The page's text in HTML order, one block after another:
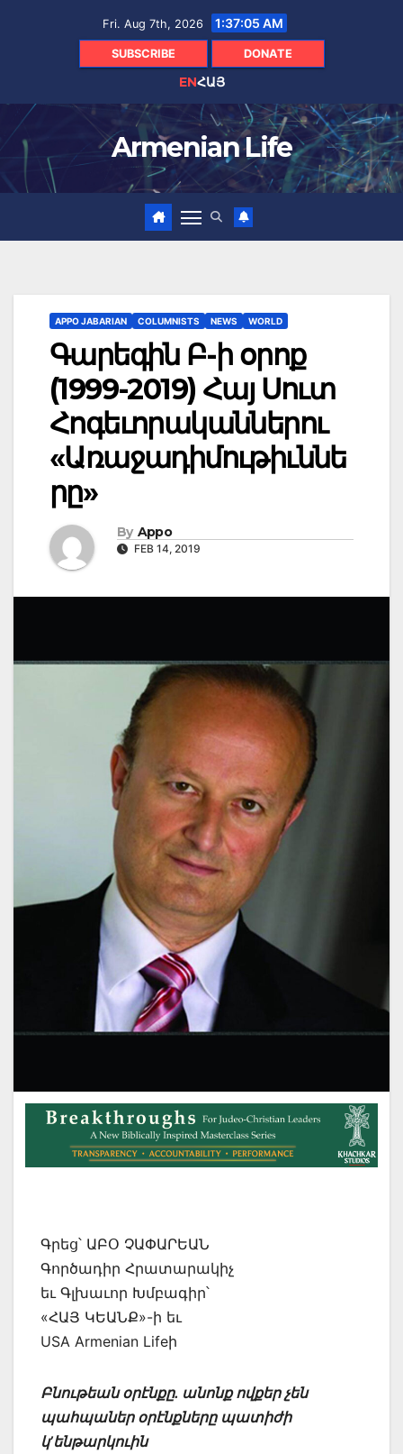
Fri. Aug 7th, 2026 1:37:06 AM
SUBSCRIBE DONATE
ENՀԱՅ
Armenian Life
APPO JABARIAN COLUMNISTS NEWS WORLD
Գարեգին Բ-ի օրոք
(1999-2019) Հայ Սուտ
Հոգեւորականներու
«Առաջադիմութիւննե
րը»
By Appo
FEB 14, 2019
Գրեց՝ ԱԲՕ ՉԱՓԱՐԵԱՆ
Գործադիր Հրատարակիչ
եւ Գլխաւոր Խմբագիր՝
«ՀԱՅ ԿԵԱՆՔ»-ի եւ
USA Armenian Lifeի
Բնութեան օրէնքը. անոնք ովքեր չեն
պահպաներ օրէնքները պատիժի
կ’ենթարկուին